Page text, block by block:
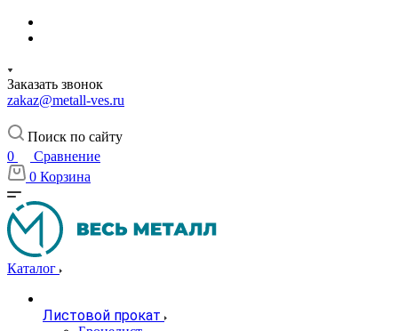
Заказать звонок
zakaz@metall-ves.ru
Поиск по сайту
0
Сравнение
0 Корзина
Каталог
Листовой прокат